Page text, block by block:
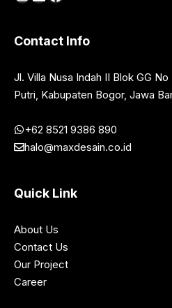
Contact Info
Jl. Villa Nusa Indah II Blok GG
Putri, Kabupaten Bogor, Jawa
+62 8521 9386 890
halo@maxdesain.co.id
Quick Link
About Us
Contact Us
Our Project
Career